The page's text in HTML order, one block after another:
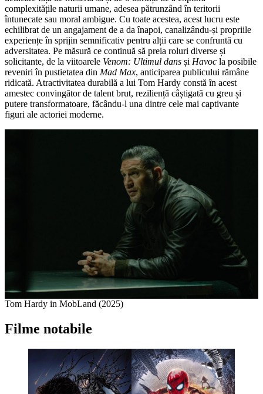
complexitățile naturii umane, adesea pătrunzând în teritorii
întunecate sau moral ambigue. Cu toate acestea, acest lucru este
echilibrat de un angajament de a da înapoi, canalizându-și propriile
experiențe în sprijin semnificativ pentru alții care se confruntă cu
adversitatea. Pe măsură ce continuă să preia roluri diverse și
solicitante, de la viitoarele Venom: Ultimul dans și Havoc la posibile
reveniri în pustietatea din Mad Max, anticiparea publicului rămâne
ridicată. Atractivitatea durabilă a lui Tom Hardy constă în acest
amestec convingător de talent brut, reziliență câștigată cu greu și
putere transformatoare, făcându-l una dintre cele mai captivante
figuri ale actoriei moderne.
Tom Hardy in MobLand (2025)
Filme notabile